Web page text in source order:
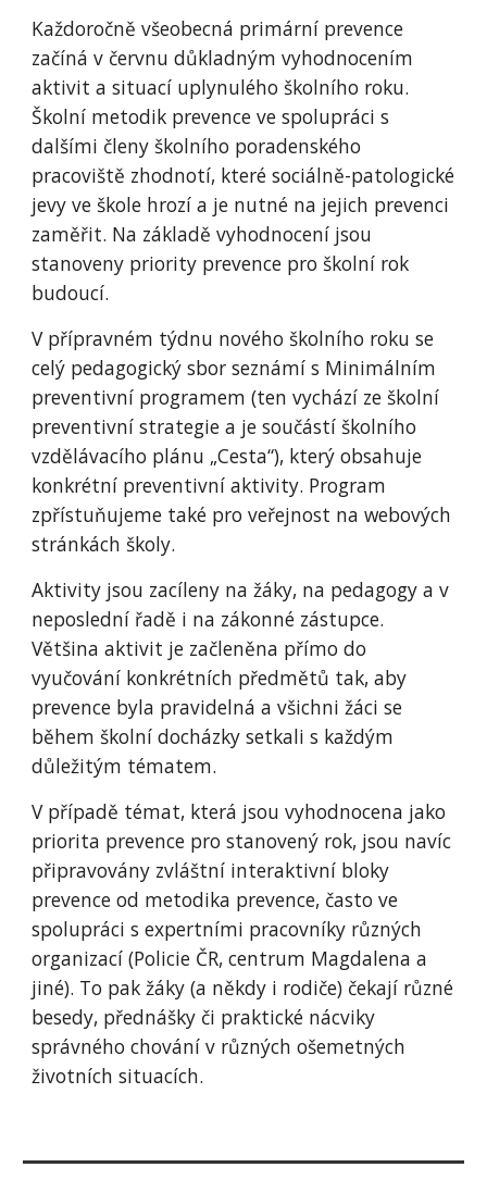
Každoročně všeobecná primární prevence
začíná v červnu důkladným vyhodnocením
aktivit a situací uplynulého školního roku.
Školní metodik prevence ve spolupráci s
dalšími členy školního poradenského
pracoviště zhodnotí, které sociálně-patologické
jevy ve škole hrozí a je nutné na jejich prevenci
zaměřit. Na základě vyhodnocení jsou
stanoveny priority prevence pro školní rok
budoucí.
V přípravném týdnu nového školního roku se
celý pedagogický sbor seznámí s Minimálním
preventivní programem (ten vychází ze školní
preventivní strategie a je součástí školního
vzdělávacího plánu „Cesta“), který obsahuje
konkrétní preventivní aktivity. Program
zpřístuňujeme také pro veřejnost na webových
stránkách školy.
Aktivity jsou zacíleny na žáky, na pedagogy a v
neposlední řadě i na zákonné zástupce.
Většina aktivit je začleněna přímo do
vyučování konkrétních předmětů tak, aby
prevence byla pravidelná a všichni žáci se
během školní docházky setkali s každým
důležitým tématem.
V případě témat, která jsou vyhodnocena jako
priorita prevence pro stanovený rok, jsou navíc
připravovány zvláštní interaktivní bloky
prevence od metodika prevence, často ve
spolupráci s expertními pracovníky různých
organizací (Policie ČR, centrum Magdalena a
jiné). To pak žáky (a někdy i rodiče) čekají různé
besedy, přednášky či praktické nácviky
správného chování v různých ošemetných
životních situacích.